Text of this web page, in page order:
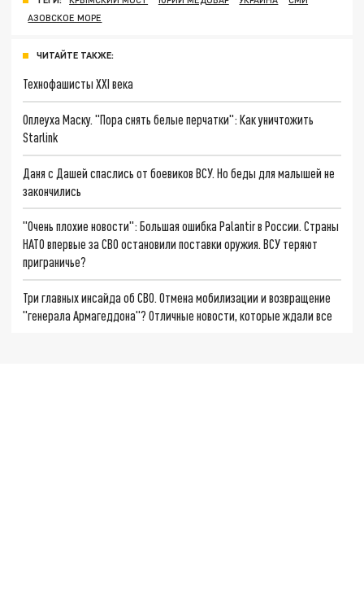
АЗОВСКОЕ МОРЕ
ЧИТАЙТЕ ТАКЖЕ:
Технофашисты XXI века
Оплеуха Маску. "Пора снять белые перчатки": Как уничтожить
Starlink
Даня с Дашей спаслись от боевиков ВСУ. Но беды для малышей не
закончились
"Очень плохие новости": Большая ошибка Palantir в России. Страны
НАТО впервые за СВО остановили поставки оружия. ВСУ теряют
приграничье?
Три главных инсайда об СВО. Отмена мобилизации и возвращение
"генерала Армагеддона"? Отличные новости, которые ждали все